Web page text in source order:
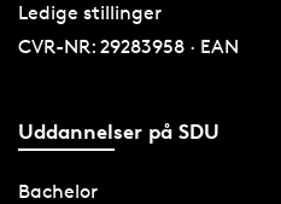
Ledige stillinger
CVR-NR: 29283958 · EAN
Uddannelser på SDU
Bachelor